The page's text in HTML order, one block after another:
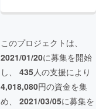
このプロジェクトは、
2021/01/20に募集を開始
し、 435人の支援により
4,018,080円の資金を集
め、 2021/03/05に募集を